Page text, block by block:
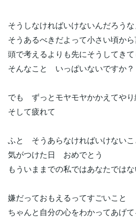
そうしなければいけないんだろう
そうあるべきだよって小さい頃か
頭で考えるよりも先にそうしてき
そんなこと いっぱいないですか？
でも ずっとモヤモヤかかえてやり
そして疲れて
ふと そうあらなければいけないこ
気がつけた日 おめでとう
もういままでの私ではあなたでは
嫌だっておもえるってすごいこと
ちゃんと自分の心をわかってあげて